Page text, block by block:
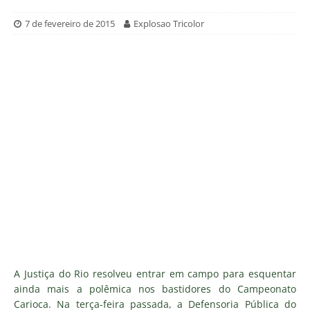
7 de fevereiro de 2015 Explosao Tricolor
A Justiça do Rio resolveu entrar em campo para esquentar
ainda mais a polêmica nos bastidores do Campeonato
Carioca. Na terça-feira passada, a Defensoria Pública do